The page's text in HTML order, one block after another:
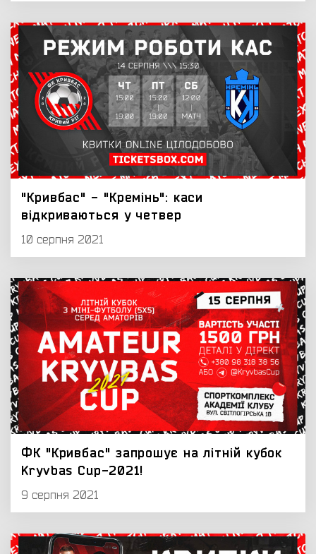
"Кривбас" - "Кремінь": каси
відкриваються у четвер
10 серпня 2021
ФК "Кривбас" запрошує на літній кубок
Kryvbas Cup-2021!
9 серпня 2021